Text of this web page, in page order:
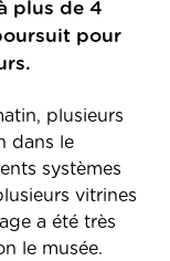
plus de 4
pour
plusieurs
dans le
systèmes
vitrines
a été très
le musée.